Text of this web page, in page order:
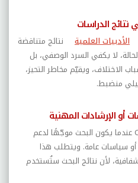
الأدبيات العلمية
نتائج متناقضة
لا يكفي السرد الوصفي، بل
الاختلاف، ويقيّم مخاطر التحيز،
منضبط.
عندما يكون البحث موجّهًا لدعم
سياسات عامة. ويتطلب هذا
لأن نتائج البحث ستُستخدم